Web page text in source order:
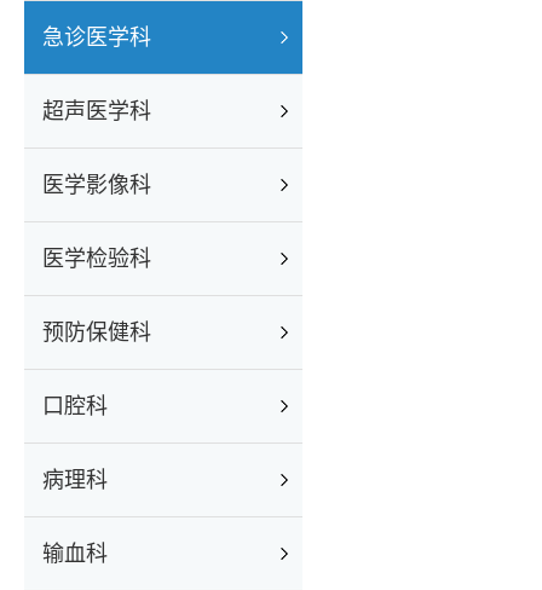
急诊医学科
超声医学科
医学影像科
医学检验科
预防保健科
口腔科
病理科
输血科